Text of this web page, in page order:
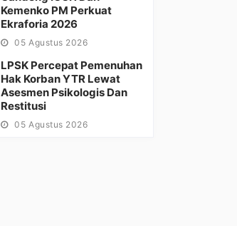
Kemenko PM Perkuat
Ekraforia 2026
05 Agustus 2026
LPSK Percepat Pemenuhan
Hak Korban YTR Lewat
Asesmen Psikologis Dan
Restitusi
05 Agustus 2026